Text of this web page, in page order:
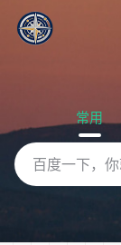
常用